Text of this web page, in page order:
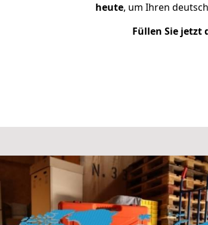
heute, um Ihren
Füllen Sie jetzt